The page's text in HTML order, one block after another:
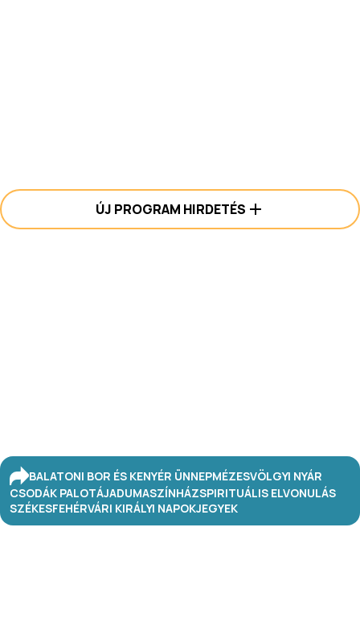
ÚJ PROGRAM HIRDETÉS
BALATONI BOR ÉS KENYÉR ÜNNEPMÉZESVÖLGYI NYÁR
CSODÁK PALOTÁJADUMASZÍNHÁZSPIRITUÁLIS ELVONULÁS
SZÉKESFEHÉRVÁRI KIRÁLYI NAPOKJEGYEK